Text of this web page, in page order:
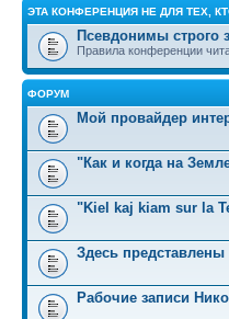
ЭТА КОНФЕРЕНЦИЯ НЕ ДЛЯ ТЕХ,
Псевдонимы строго
Правила конференции
ФОРУМ
Мой провайдер
"Как и когда на
"Kiel kaj kiam sur la
Здесь
Рабочие записи